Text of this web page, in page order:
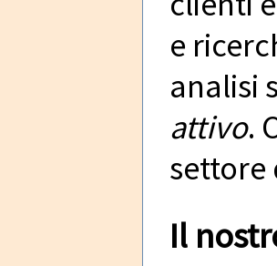
e
analisi
attivo.
Il